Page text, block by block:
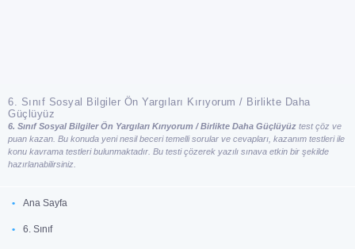
6. Sınıf Sosyal Bilgiler Ön Yargıları Kırıyorum / Birlikte Daha
Güçlüyüz
6. Sınıf Sosyal Bilgiler Ön Yargıları Kırıyorum / Birlikte Daha Güçlüyüz test çöz ve
puan kazan. Bu konuda yeni nesil beceri temelli sorular ve cevapları, kazanım testleri ile
konu kavrama testleri bulunmaktadır. Bu testi çözerek yazılı sınava etkin bir şekilde
hazırlanabilirsiniz.
Ana Sayfa
6. Sınıf